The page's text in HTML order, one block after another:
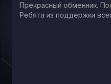
Прекрасный обменник.
Ребята из поддержки